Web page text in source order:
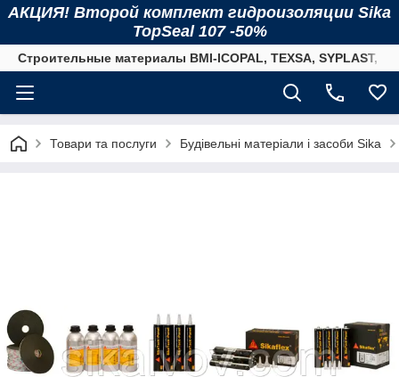
АКЦИЯ! Второй комплект гидроизоляции Sika
TopSeal 107 -50%
Строительные материалы BMI-ICOPAL, TEXSA, SYPLAST,
Товари та послуги Будівельні матеріали і засоби Sika